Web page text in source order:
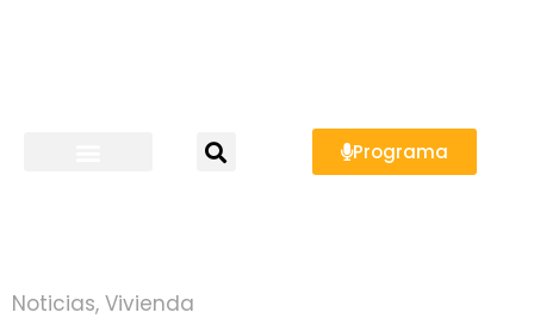
Programa
Noticias, Vivienda